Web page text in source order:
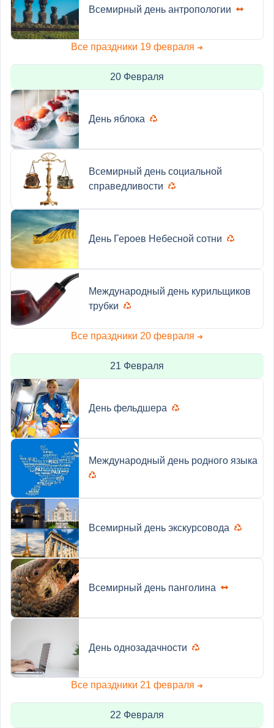
Всемирный день антропологии
Все праздники 19 февраля ➜
20 Февраля
День яблока
Всемирный день социальной
справедливости
День Героев Небесной сотни
Международный день курильщиков
трубки
Все праздники 20 февраля ➜
21 Февраля
День фельдшера
Международный день родного языка
Всемирный день экскурсовода
Всемирный день панголина
День однозадачности
Все праздники 21 февраля ➜
22 Февраля